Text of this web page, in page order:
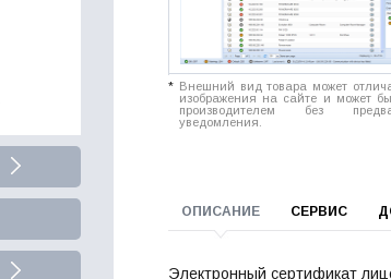
* Внешний вид товара может
изображения на сайте и может
производителем без
уведомления.
ОПИСАНИЕ СЕРВИС
Электронный сертификат